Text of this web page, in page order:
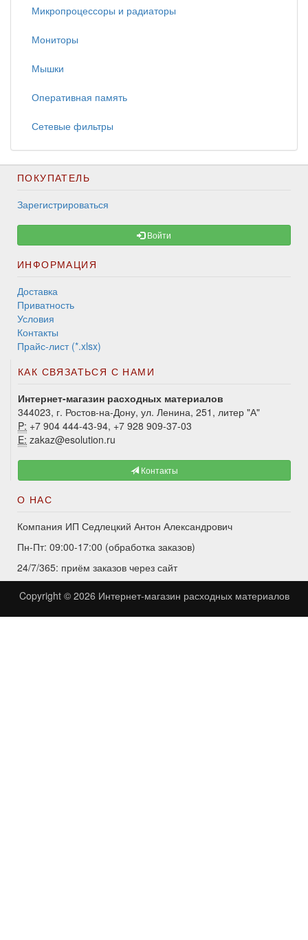
Микропроцессоры и радиаторы
Мониторы
Мышки
Оперативная память
Сетевые фильтры
ПОКУПАТЕЛЬ
Зарегистрироваться
Войти
ИНФОРМАЦИЯ
Доставка
Приватность
Условия
Контакты
Прайс-лист (*.xlsx)
КАК СВЯЗАТЬСЯ С НАМИ
Интернет-магазин расходных материалов
344023, г. Ростов-на-Дону, ул. Ленина, 251, литер "А"
P: +7 904 444-43-94, +7 928 909-37-03
E: zakaz@esolution.ru
Контакты
О НАС
Компания ИП Седлецкий Антон Александрович
Пн-Пт: 09:00-17:00 (обработка заказов)
24/7/365: приём заказов через сайт
Copyright © 2026 Интернет-магазин расходных материалов